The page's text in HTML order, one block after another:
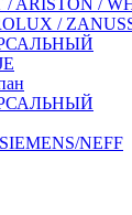
/ ARISTON /
/
NEFF